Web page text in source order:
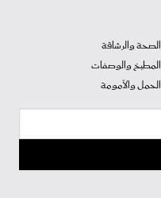
الصحة والرشاقة
المطبخ والوصفات
الحمل والأمومة